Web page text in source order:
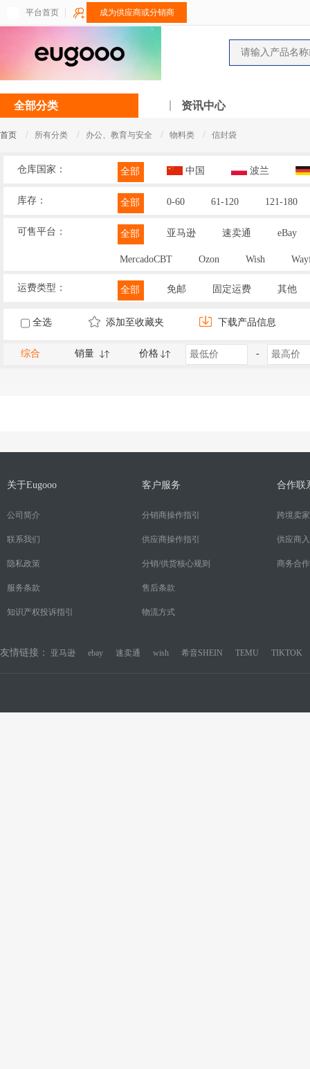
平台首页 成为供应商或分销商
全部分类 资讯中心
首页 / 所有分类 / 办公、教育与安全 / 物料类 / 信封袋
仓库国家： 全部 中国 波兰
库存： 全部 0-60 61-120 121-180
可售平台： 全部 亚马逊 速卖通 eBay
MercadoCBT Ozon Wish
运费类型： 全部 免邮 固定运费 其他
全选 添加至收藏夹 下载产品信息
综合 销量 价格 -
关于Eugooo
公司简介
联系我们
隐私政策
服务条款
知识产权投诉指引
客户服务
分销商操作指引
供应商操作指引
分销/供货核心规则
售后条款
物流方式
合作联
跨境卖
供应商
商务合作
友情链接： 亚马逊 ebay 速卖通 wish 希音SHEIN TEMU TIKTOK